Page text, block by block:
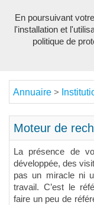
Annuaire >
Moteur de
La présence de
développée, des
pas un miracle ni
travail. C’est le
faire un peu de
En poursuivant
l'installation et
politique de